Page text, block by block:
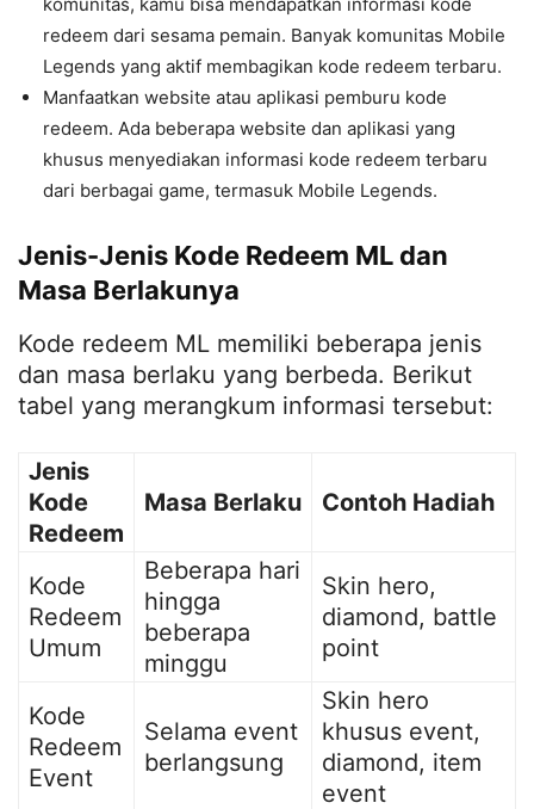
redeem dari sesama pemain. Banyak komunitas Mobile
Legends yang aktif membagikan kode redeem terbaru.
Manfaatkan website atau aplikasi pemburu kode
redeem. Ada beberapa website dan aplikasi yang
khusus menyediakan informasi kode redeem terbaru
dari berbagai game, termasuk Mobile Legends.
Jenis-Jenis Kode Redeem ML dan
Masa Berlakunya
Kode redeem ML memiliki beberapa jenis
dan masa berlaku yang berbeda. Berikut
tabel yang merangkum informasi tersebut:
Jenis
Kode
Redeem
Masa Berlaku Contoh Hadiah
Kode
Redeem
Umum
Beberapa hari
hingga
beberapa
minggu
Skin hero,
diamond, battle
point
Kode
Redeem
Event
Selama event
berlangsung
Skin hero
khusus event,
diamond, item
event